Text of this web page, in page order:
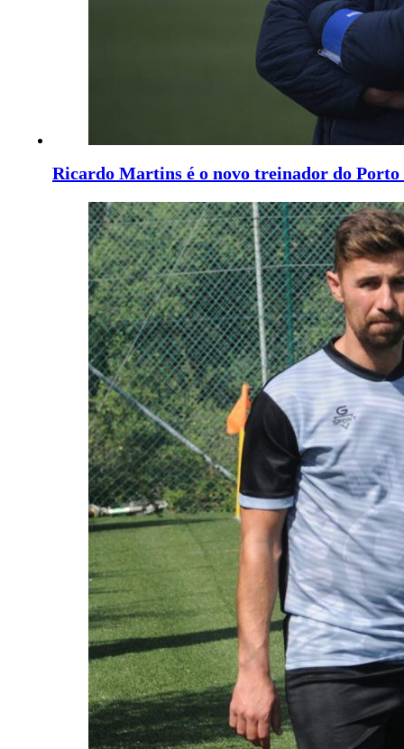
Ricardo Martins é o novo treinador do Porto